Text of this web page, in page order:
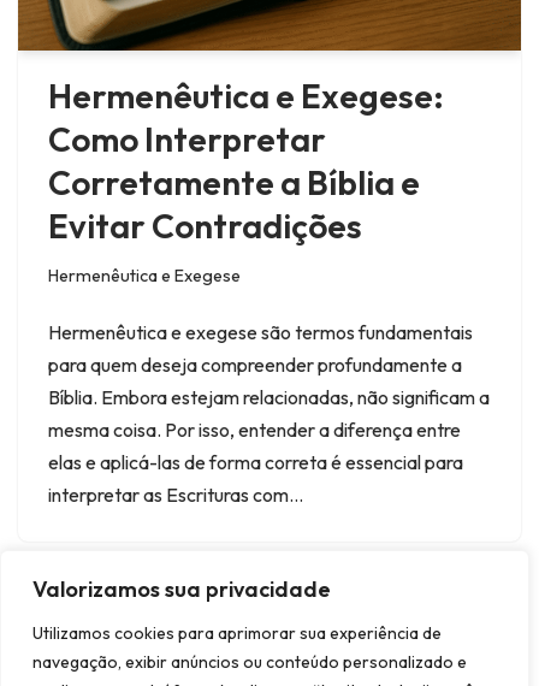
Valorizamos sua privacidade
Utilizamos cookies para aprimorar sua experiência de
navegação, exibir anúncios ou conteúdo personalizado e
Hermenêutica e Exegese:
Como Interpretar
Corretamente a Bíblia e
Evitar Contradições
Hermenêutica e Exegese
Hermenêutica e exegese são termos fundamentais
para quem deseja compreender profundamente a
Bíblia. Embora estejam relacionadas, não significam a
mesma coisa. Por isso, entender a diferença entre
elas e aplicá-las de forma correta é essencial para
interpretar as Escrituras com…